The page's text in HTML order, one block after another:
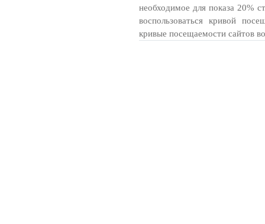
необходимое для показа 20%
воспользоваться кривой
кривые посещаемости сайтов